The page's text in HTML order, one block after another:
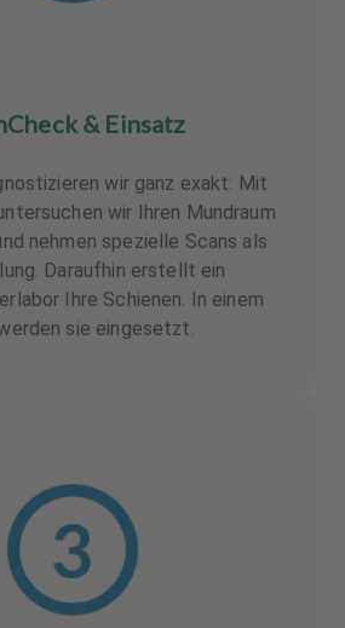
& Einsatz
wir ganz exakt: Mit
wir Ihren Mundraum
nehmen spezielle Scans als
Daraufhin erstellt ein
Ihre Schienen. In einem
sie eingesetzt.